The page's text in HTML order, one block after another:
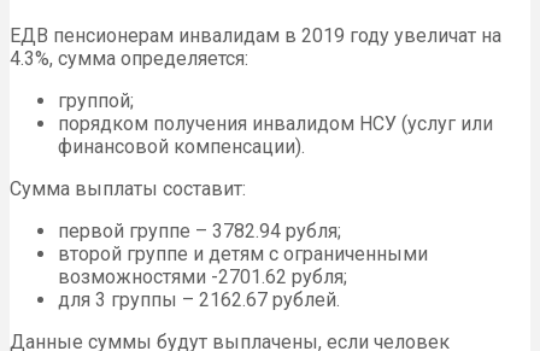
ЕДВ пенсионерам инвалидам в 2019 году увеличат на
4.3%, сумма определяется:
группой;
порядком получения инвалидом НСУ (услуг или
финансовой компенсации).
Сумма выплаты составит:
первой группе – 3782.94 рубля;
второй группе и детям с ограниченными
возможностями -2701.62 рубля;
для 3 группы – 2162.67 рублей.
Данные суммы будут выплачены, если человек